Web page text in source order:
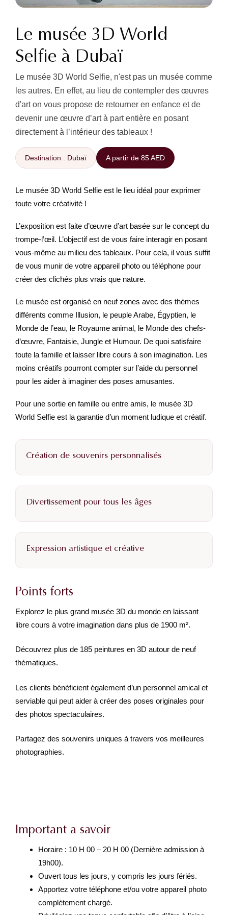
Le musée 3D World
Selfie à Dubaï
Le musée 3D World Selfie, n'est pas un musée comme
les autres. En effet, au lieu de contempler des œuvres
d'art on vous propose de retourner en enfance et de
devenir une œuvre d’art à part entière en posant
directement à l’intérieur des tableaux !
Destination : Dubaï A partir de 85 AED
Le musée 3D World Selfie est le lieu idéal pour exprimer
toute votre créativité !
L’exposition est faite d’œuvre d’art basée sur le concept du
trompe-l’œil. L’objectif est de vous faire interagir en posant
vous-même au milieu des tableaux. Pour cela, il vous suffit
de vous munir de votre appareil photo ou téléphone pour
créer des clichés plus vrais que nature.
Le musée est organisé en neuf zones avec des thèmes
différents comme Illusion, le peuple Arabe, Égyptien, le
Monde de l’eau, le Royaume animal, le Monde des chefs-
d’œuvre, Fantaisie, Jungle et Humour. De quoi satisfaire
toute la famille et laisser libre cours à son imagination. Les
moins créatifs pourront compter sur l’aide du personnel
pour les aider à imaginer des poses amusantes.
Pour une sortie en famille ou entre amis, le musée 3D
World Selfie est la garantie d’un moment ludique et créatif.
Création de souvenirs personnalisés
Divertissement pour tous les âges
Expression artistique et créative
Points forts
Explorez le plus grand musée 3D du monde en laissant
libre cours à votre imagination dans plus de 1900 m².
Découvrez plus de 185 peintures en 3D autour de neuf
thématiques.
Les clients bénéficient également d’un personnel amical et
serviable qui peut aider à créer des poses originales pour
des photos spectaculaires.
Partagez des souvenirs uniques à travers vos meilleures
photographies.
Important a savoir
Horaire : 10 H 00 – 20 H 00 (Dernière admission à
19h00).
Ouvert tous les jours, y compris les jours fériés.
Apportez votre téléphone et/ou votre appareil photo
complètement chargé.